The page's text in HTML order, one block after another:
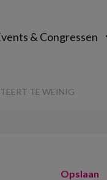
& Congressen
TE WEINIG
Opslaan